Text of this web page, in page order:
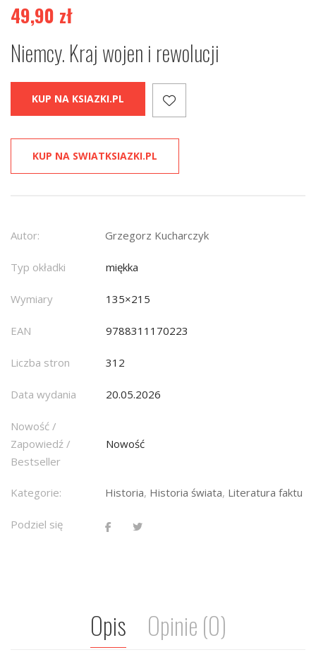
49,90 zł
Niemcy. Kraj wojen i rewolucji
KUP NA KSIAZKI.PL
KUP NA SWIATKSIAZKI.PL
Autor: Grzegorz Kucharczyk
Typ okładki miękka
Wymiary 135×215
EAN 9788311170223
Liczba stron 312
Data wydania 20.05.2026
Nowość /
Zapowiedź /
Bestseller
Nowość
Kategorie: Historia, Historia świata, Literatura faktu
Podziel się
Opis Opinie (0)